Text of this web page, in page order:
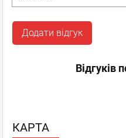
Додати відгук
Відгуків
КАРТА